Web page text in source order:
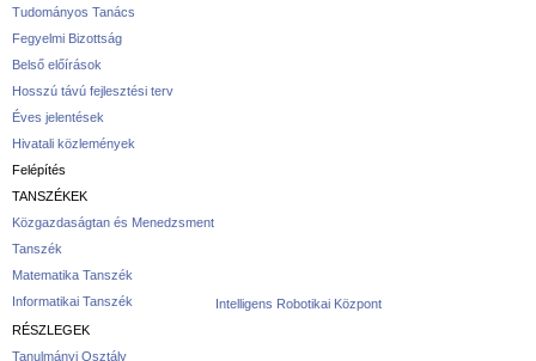
Tudományos Tanács
Fegyelmi Bizottság
Belső előírások
Hosszú távú fejlesztési terv
Éves jelentések
Hivatali közlemények
Felépítés
TANSZÉKEK
Közgazdaságtan és Menedzsment
Tanszék
Matematika Tanszék
Informatikai Tanszék
Intelligens Robotikai Központ
RÉSZLEGEK
Tanulmányi Osztály